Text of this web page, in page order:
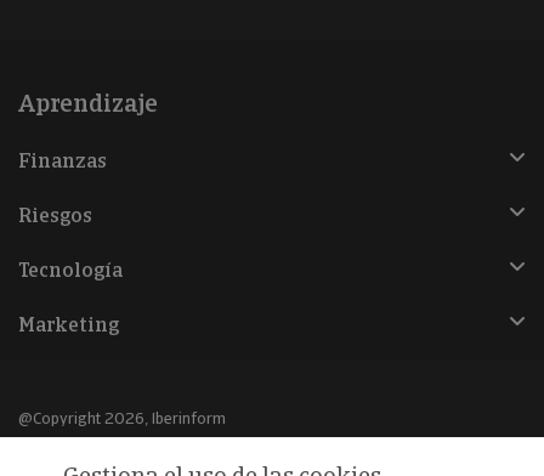
Aprendizaje
Finanzas
Riesgos
Tecnología
Marketing
@Copyright 2026, Iberinform